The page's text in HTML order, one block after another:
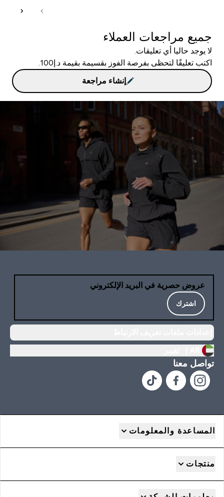
جميع مراجعات العملاء
لا يوجد حاليا أي تعليقات.
اكتب تعليقًا لتحظى بفرصة الفوز بقسيمة بقيمة د.إ100.
إنشاء مراجعة
عروض حصرية في البريد الإلكتروني
اشترك
تواصل معنا
المساعدة والمعلومات
منتجات